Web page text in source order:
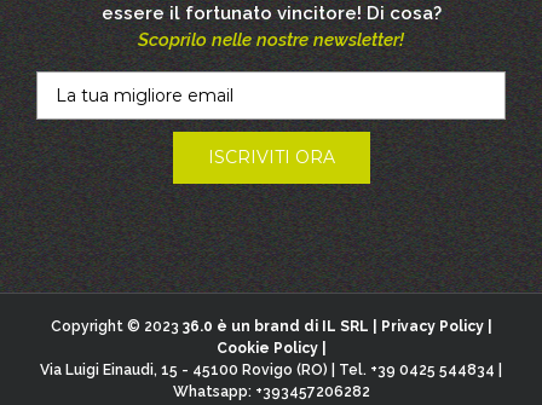
essere il fortunato vincitore! Di cosa?
Scoprilo nelle nostre newsletter!
Copyright © 2023 36.0 è un brand di IL SRL | Privacy Policy|
Cookie Policy|
Via Luigi Einaudi, 15 - 45100 Rovigo (RO) | Tel. +39 0425 544834 |
Whatsapp: +393457206282